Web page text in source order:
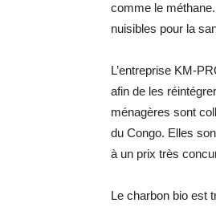
comme le
nuisibles pour la
L’entreprise KM-
afin de les
ménagères sont
du Congo. Elles
à un prix très
Le charbon bio est